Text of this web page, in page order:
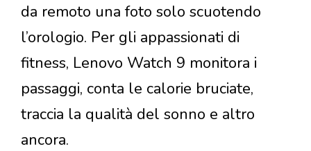
da remoto una foto solo scuotendo
l’orologio. Per gli appassionati di
fitness, Lenovo Watch 9 monitora i
passaggi, conta le calorie bruciate,
traccia la qualità del sonno e altro
ancora.